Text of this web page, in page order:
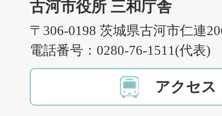
古河市役所 三和庁舎
〒306-0198 茨城県古河市仁連
電話番号：0280-76-1511(代表)
アクセス